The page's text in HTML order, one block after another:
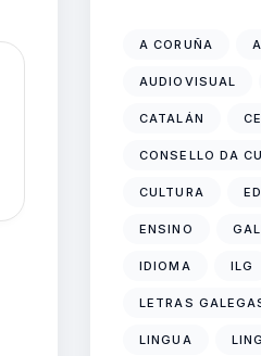
A CORUÑA
AUDIOVISUAL
CATALÁN
CONSELLO DA
CULTURA
ENSINO
IDIOMA ILG
LETRAS
LINGUA